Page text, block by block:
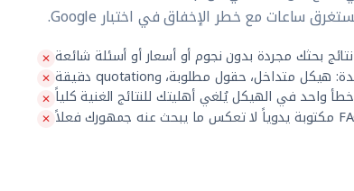
نتائج بحثك مجردة بدون نجوم أو أسعار أو أسئلة شائعة
خطأ واحد في الهيكل يُلغي أهليتك للنتائج الغنية كلياً